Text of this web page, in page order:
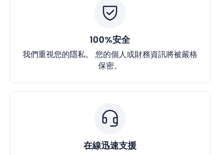
100%安全
我們重視您的隱私。 您的個人或財務資訊將被嚴格
保密。
在線迅速支援